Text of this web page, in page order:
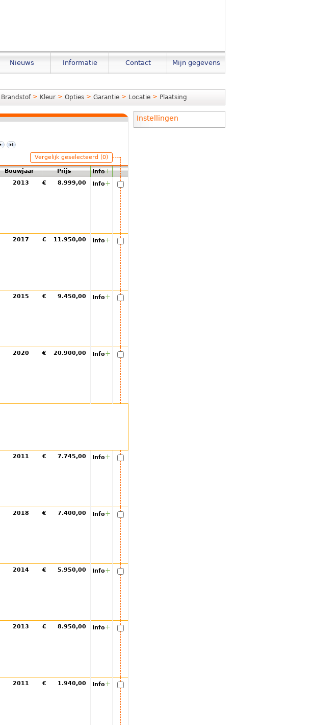
Nieuws Informatie Contact Mijn gegevens
Brandstof > Kleur > Opties > Garantie > Locatie > Plaatsing
Vergelijk geselecteerd (0)
Bouwjaar Prijs Info+
2013 € 8.999,00 Info+
2017 € 11.950,00 Info+
2015 € 9.450,00 Info+
2020 € 20.900,00 Info+
2011 € 7.745,00 Info+
2018 € 7.400,00 Info+
2014 € 5.950,00 Info+
2013 € 8.950,00 Info+
2011 € 1.940,00 Info+
Instellingen